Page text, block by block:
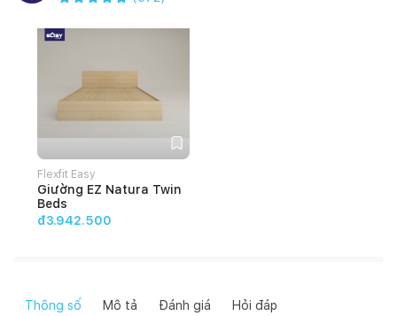
Flexfit Easy
Giường EZ Natura Twin
Beds
đ3.942.500
Thông số Mô tả Đánh giá Hỏi đáp